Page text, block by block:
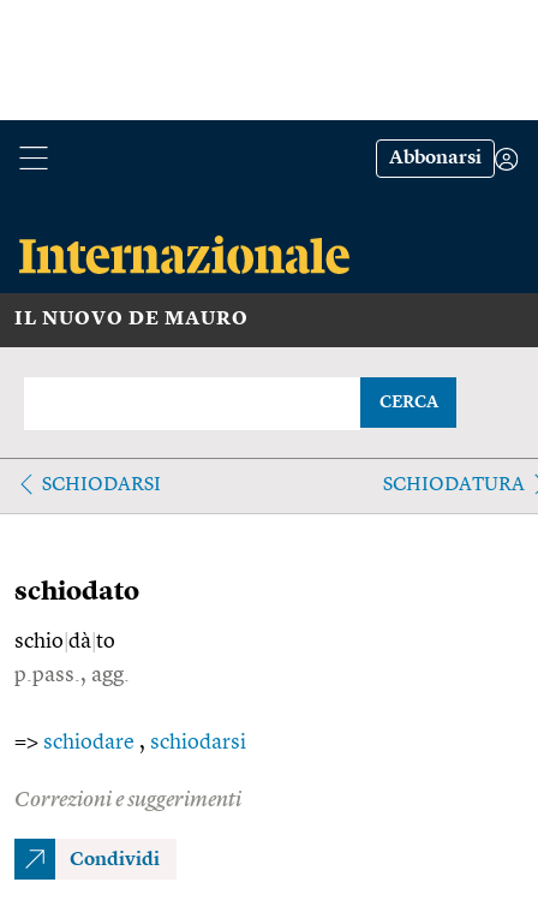
Abbonarsi
IL NUOVO DE MAURO
CERCA
SCHIODARSI SCHIODATURA
schiodato
schio dà to
p.pass., agg.
=> schiodare , schiodarsi
Correzioni e suggerimenti
Condividi